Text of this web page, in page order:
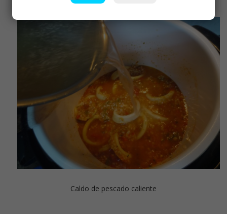
Caldo de pescado caliente